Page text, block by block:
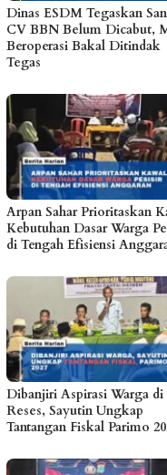
Dinas ESDM Tegaskan
CV BBN Belum Dicabut,
Beroperasi Bakal Ditindak
Tegas
Arpan Sahar Prioritaskan
Kebutuhan Dasar Warga
di Tengah Efisiensi
Dibanjiri Aspirasi Warga di
Reses, Sayutin Ungkap
Tantangan Fiskal Parimo